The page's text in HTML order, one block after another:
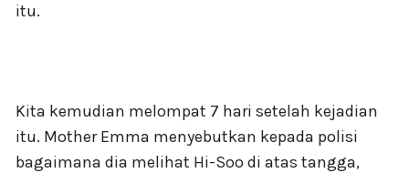
itu.
Kita kemudian melompat 7 hari setelah kejadian
itu. Mother Emma menyebutkan kepada polisi
bagaimana dia melihat Hi-Soo di atas tangga,